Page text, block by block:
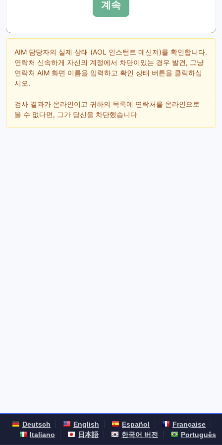
계속
AIM 담당자의 실제 상태 (AOL 인스턴트 메신저)를 확인합니다.
연락처 신속하게 자신의 계정에서 차단이있는 경우 발견, 그냥
연락처 AIM 화면 이름을 입력하고 확인 상태 버튼을 클릭하십
시오.
검사 결과가 온라인이고 귀하의 목록에 연락처를 온라인으로
볼 수 없다면, 그가 당신을 차단했습니다
Deutsch English Español
Française
Italiano
日本語 한국어 버전 Português